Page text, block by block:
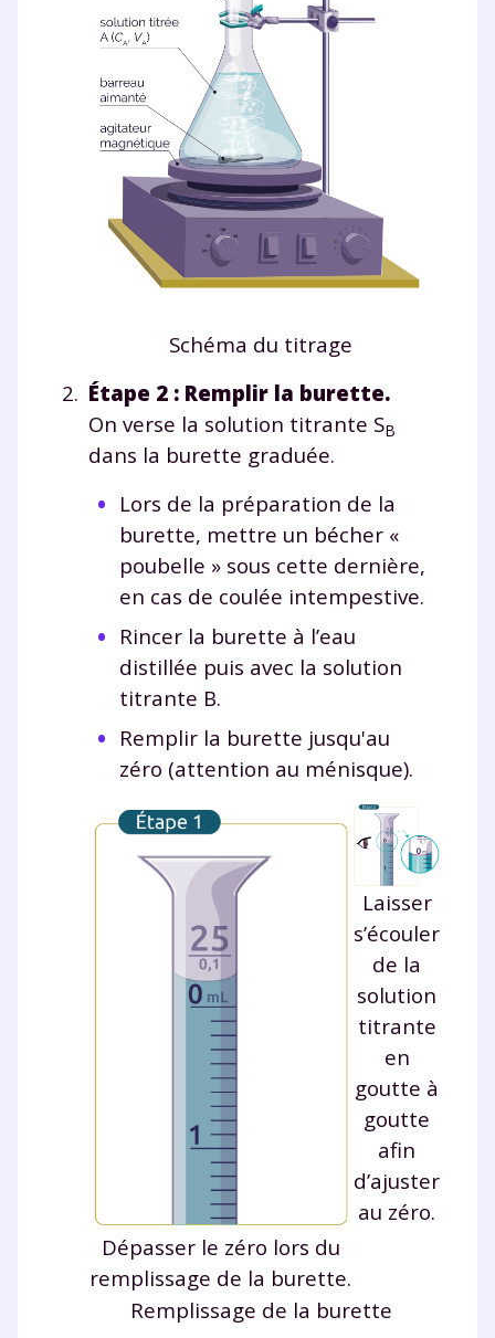
Schéma du titrage
Étape 2 : Remplir la burette.
On verse la solution titrante SB
dans la burette graduée.
Lors de la préparation de la
burette, mettre un bécher «
poubelle » sous cette dernière,
en cas de coulée intempestive.
Rincer la burette à l’eau
distillée puis avec la solution
titrante B.
Remplir la burette jusqu'au
zéro (attention au ménisque).
Dépasser le zéro lors du
remplissage de la burette.
Laisser
s’écouler
de la
solution
titrante
en
goutte à
goutte
afin
d’ajuster
au zéro.
Remplissage de la burette
Envie de progresser
et de réussir votre
année scolaire ?